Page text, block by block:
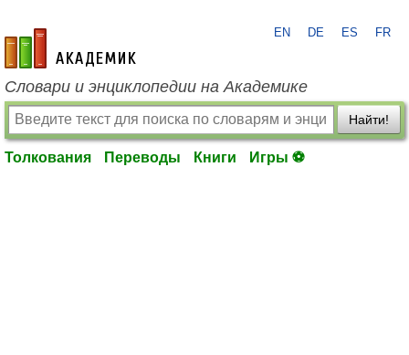
academic.ru
EN DE ES FR
Словари и энциклопедии на Академике
Найти!
Толкования Переводы Книги Игры ⚽